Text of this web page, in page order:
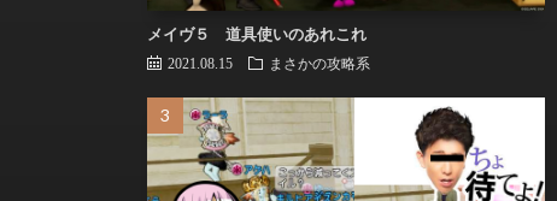
メイヴ５ 道具使いのあれこれ
2021.08.15 まさかの攻略系